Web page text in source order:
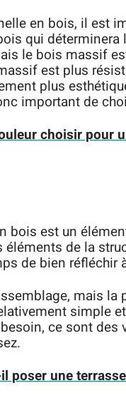
en bois, il est
qui
le bois massif
est plus
plus
important de
choisir pour
bois est un
éléments de la
de bien réfléchir
mais
simple
ce sont
poser une